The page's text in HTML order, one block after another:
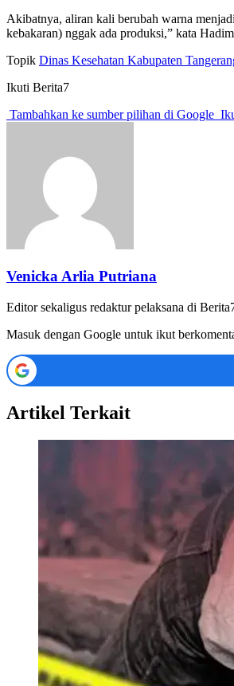
Akibatnya, aliran kali berubah warna
kebakaran) nggak ada produksi,” kata
Topik Dinas Kesehatan Kabupaten
Ikuti Berita7
Tambahkan ke sumber pilihan di Google
Venicka Arlia Putriana
Editor sekaligus redaktur pelaksana di
Masuk dengan Google untuk ikut
Artikel Terkait